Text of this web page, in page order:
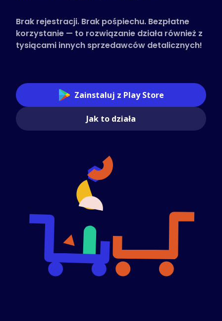
Brak rejestracji. Brak pośpiechu. Bezpłatne
korzystanie — to rozwiązanie działa również z
tysiącami innych sprzedawców detalicznych!
Zainstaluj z Play Store
Jak to działa